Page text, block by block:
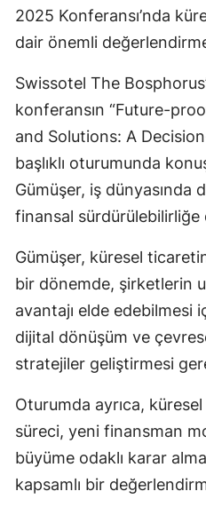
2025 Konferansı’nda
dair önemli
Swissotel The
konferansın “Future-
and Solutions: A
başlıklı oturumunda
Gümüşer, iş dünyasında
finansal sürdürülebilirliğe
Gümüşer, küresel
bir dönemde, şirketlerin
avantajı elde edebilmesi
dijital dönüşüm ve
stratejiler geliştirmesi
Oturumda ayrıca,
süreci, yeni finansman
büyüme odaklı karar
kapsamlı bir